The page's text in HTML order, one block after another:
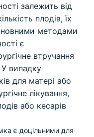
залежить від
плодів, їх
методами
є
втручання
У випадку
для матері або
лікування,
або кесарів
є доцільними для